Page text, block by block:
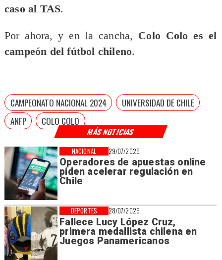
MÁS NOTICIAS
29/07/2026
Operadores de apuestas online
piden acelerar regulación en
Chile
NACIONAL
28/07/2026
Fallece Lucy López Cruz,
primera medallista chilena en
Juegos Panamericanos
DEPORTES
caso al TAS.
Por ahora, y en la cancha, Colo Colo es el
campeón del fútbol chileno.
CAMPEONATO NACIONAL 2024
UNIVERSIDAD DE CHILE
ANFP
COLO COLO